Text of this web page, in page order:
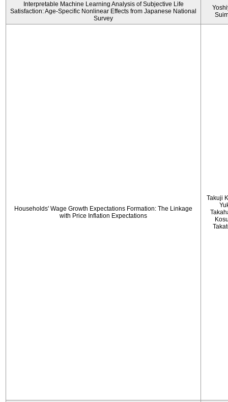
Interpretable Machine Learning Analysis of Subjective Life
Satisfaction: Age-Specific Nonlinear Effects from Japanese National
Survey
Households' Wage Growth Expectations Formation: The Linkage
with Price Inflation Expectations
Takuji